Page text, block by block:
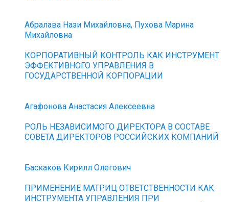
Абралава Нази Михайловна, Пухова Марина
Михайловна
КОРПОРАТИВНЫЙ КОНТРОЛЬ КАК ИНСТРУМЕНТ
ЭФФЕКТИВНОГО УПРАВЛЕНИЯ В
ГОСУДАРСТВЕННОЙ КОРПОРАЦИИ
Агафонова Анастасия Алексеевна
РОЛЬ НЕЗАВИСИМОГО ДИРЕКТОРА В СОСТАВЕ
СОВЕТА ДИРЕКТОРОВ РОССИЙСКИХ КОМПАНИЙ
Баскаков Кирилл Олегович
ПРИМЕНЕНИЕ МАТРИЦ ОТВЕТСТВЕННОСТИ КАК
ИНСТРУМЕНТА УПРАВЛЕНИЯ ПРИ